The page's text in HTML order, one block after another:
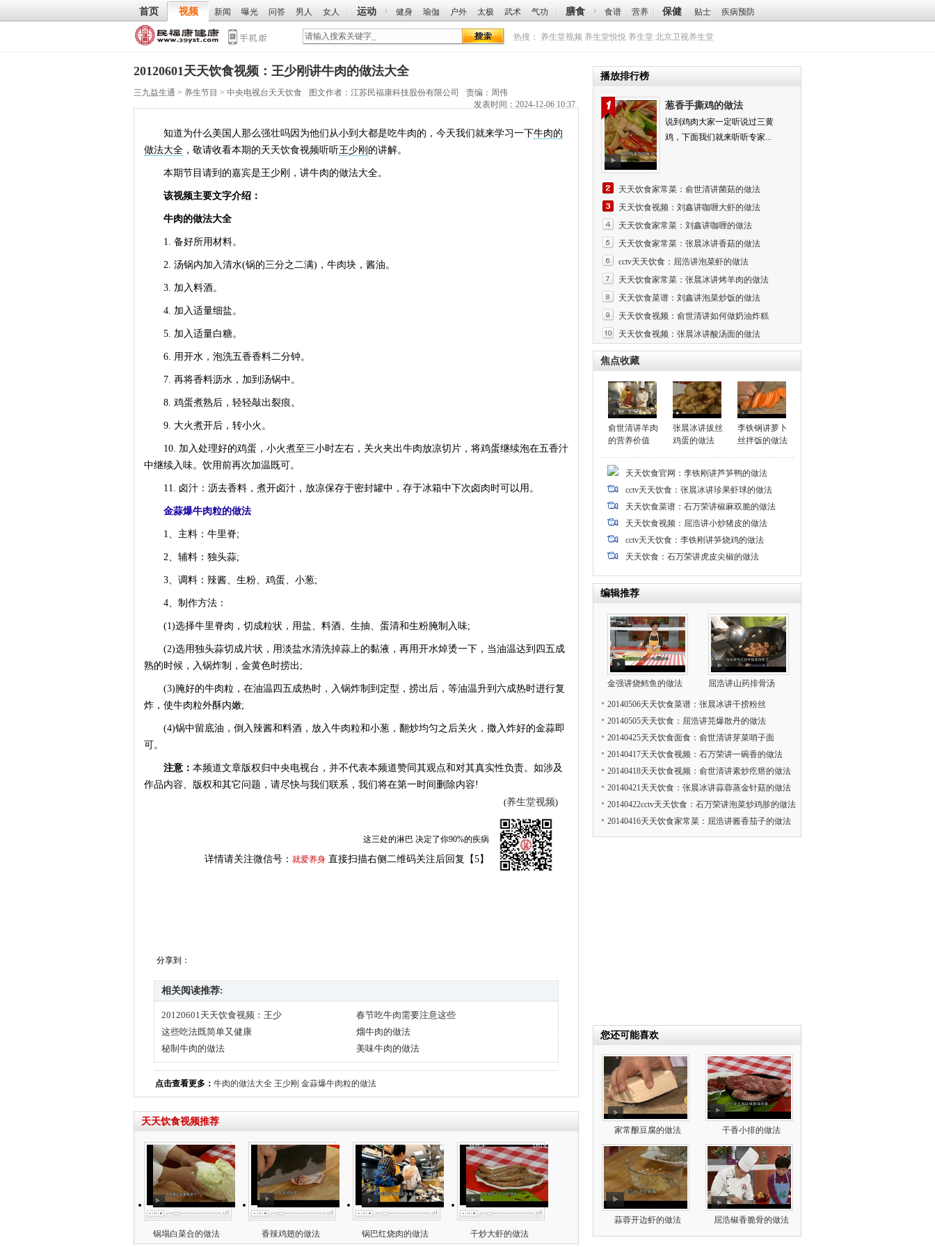
首页 视频 新闻 曝光 问答 男人 女人 运动 健身 瑜伽 户外 太极 武术 气功 膳食 食谱 营养 保健 贴士 疾病预防
热搜： 养生堂视频 养生堂悦悦 养生堂 北京卫视养生堂
20120601天天饮食视频：王少刚讲牛肉的做法大全
三九益生通 > 养生节目 > 中央电视台天天饮食 图文作者： 江苏民福康科技股份有限公司
责编：周伟
发表时间：2024-12-06 10:37
知道为什么美国人那么强壮吗因为他们从小到大都是吃牛肉的，今天我们就来学习一下牛肉的
做法大全 ，敬请收看本期的天天饮食视频听听王少刚 的讲解。
本期节目请到的嘉宾是王少刚，讲牛肉的做法大全。
该视频主要文字介绍：
牛肉的做法大全
1. 备好所用材料。
2. 汤锅内加入清水(锅的三分之二满)，牛肉块，酱油。
3. 加入料酒。
4. 加入适量细盐。
5. 加入适量白糖。
6. 用开水，泡洗五香香料二分钟。
7. 再将香料沥水，加到汤锅中。
8. 鸡蛋煮熟后，轻轻敲出裂痕。
9. 大火煮开后，转小火。
10. 加入处理好的鸡蛋，小火煮至三小时左右，关火夹出牛肉放凉切片，将鸡蛋继续泡在五香汁
中继续入味。饮用前再次加温既可。
11. 卤汁：沥去香料，煮开卤汁，放凉保存于密封罐中，存于冰箱中下次卤肉时可以用。
金蒜爆牛肉粒的做法
1、主料：牛里脊;
2、辅料：独头蒜;
3、调料：辣酱、生粉、鸡蛋、小葱;
4、制作方法：
(1)选择牛里脊肉，切成粒状，用盐、料酒、生抽、蛋清和生粉腌制入味;
(2)选用独头蒜切成片状，用淡盐水清洗掉蒜上的黏液，再用开水焯烫一下，当油温达到四五成
熟的时候，入锅炸制，金黄色时捞出;
(3)腌好的牛肉粒，在油温四五成热时，入锅炸制到定型，捞出后，等油温升到六成热时进行复
炸，使牛肉粒外酥内嫩;
(4)锅中留底油，倒入辣酱和料酒，放入牛肉粒和小葱，翻炒均匀之后关火，撒入炸好的金蒜即
可。
注意： 本频道文章版权归中央电视台，并不代表本频道赞同其观点和对其真实性负责。如涉及
作品内容、版权和其它问题，请尽快与我们联系，我们将在第一时间删除内容!
(养生堂视频)
这三处的淋巴 决定了你90%的疾病
详情请关注微信号： 就爱养身 直接扫描右侧二维码关注后回复【5】
分享到：
相关阅读推荐:
20120601天天饮食视频：王少
春节吃牛肉需要注意这些
这些吃法既简单又健康
熘牛肉的做法
秘制牛肉的做法
美味牛肉的做法
点击查看更多： 牛肉的做法大全 王少刚 金蒜爆牛肉粒的做法
天天饮食视频推荐
锅塌白菜合的做法 香辣鸡翅的做法 锅巴红烧肉的做法 干炒大虾的做法
播放排行榜
葱香手撕鸡的做法
说到鸡肉大家一定听说过三黄
鸡，下面我们就来听听专家...
天天饮食家常菜：俞世清讲菌菇的做法
天天饮食视频：刘鑫讲咖喱大虾的做法
天天饮食家常菜：刘鑫讲咖喱的做法
天天饮食家常菜：张晨冰讲香菇的做法
cctv天天饮食：屈浩讲泡菜虾的做法
天天饮食家常菜：张晨冰讲烤羊肉的做法
天天饮食菜谱：刘鑫讲泡菜炒饭的做法
天天饮食视频：俞世清讲如何做奶油炸糕
天天饮食视频：张晨冰讲酸汤面的做法
焦点收藏
俞世清讲羊肉
的营养价值
张晨冰讲拔丝
鸡蛋的做法
李铁钢讲萝卜
丝拌饭的做法
天天饮食官网：李铁刚讲芦笋鸭的做法
cctv天天饮食：张晨冰讲珍果虾球的做法
天天饮食菜谱：石万荣讲椒麻双脆的做法
天天饮食视频：屈浩讲小炒猪皮的做法
cctv天天饮食：李铁刚讲笋烧鸡的做法
天天饮食：石万荣讲虎皮尖椒的做法
编辑推荐
金强讲烧鳕鱼的做法 屈浩讲山药排骨汤
20140506天天饮食菜谱：张晨冰讲干捞粉丝
20140505天天饮食：屈浩讲芫爆散丹的做法
20140425天天饮食面食：俞世清讲芽菜哨子面
20140417天天饮食视频：石万荣讲一碗香的做法
20140418天天饮食视频：俞世清讲素炒疙瘩的做法
20140421天天饮食：张晨冰讲蒜蓉蒸金针菇的做法
20140422cctv天天饮食：石万荣讲泡菜炒鸡胗的做法
20140416天天饮食家常菜：屈浩讲酱香茄子的做法
您还可能喜欢
家常酿豆腐的做法 干香小排的做法
蒜蓉开边虾的做法 屈浩椒香脆骨的做法